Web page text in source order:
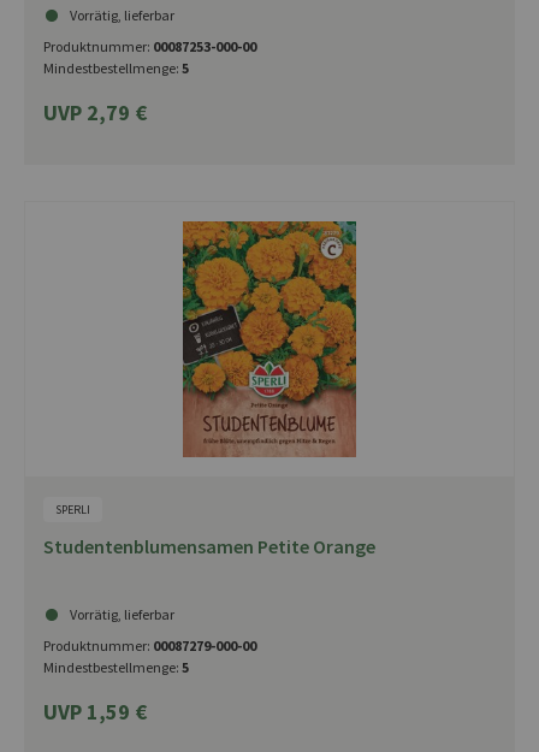
Vorrätig, lieferbar
Produktnummer: 00087253-000-00
Mindestbestellmenge: 5
UVP 2,79 €
SPERLI
Studentenblumensamen Petite Orange
Vorrätig, lieferbar
Produktnummer: 00087279-000-00
Mindestbestellmenge: 5
UVP 1,59 €